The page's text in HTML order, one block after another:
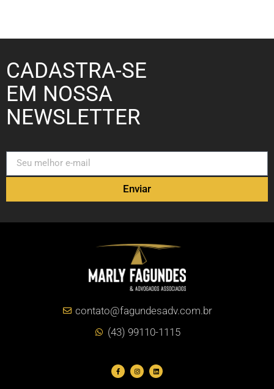
CADASTRA-SE
EM NOSSA
NEWSLETTER
Enviar
contato@fagundesadv.com.br
(43) 99110-1115